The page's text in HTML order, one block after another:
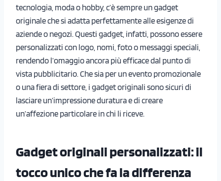
tecnologia, moda o hobby, c’è sempre un gadget
originale che si adatta perfettamente alle esigenze di
aziende o negozi. Questi gadget, infatti, possono essere
personalizzati con logo, nomi, foto o messaggi speciali,
rendendo l’omaggio ancora più efficace dal punto di
vista pubblicitario. Che sia per un evento promozionale
o una fiera di settore, i gadget originali sono sicuri di
lasciare un’impressione duratura e di creare
un’affezione particolare in chi li riceve.
Gadget originali personalizzati: il
tocco unico che fa la differenza